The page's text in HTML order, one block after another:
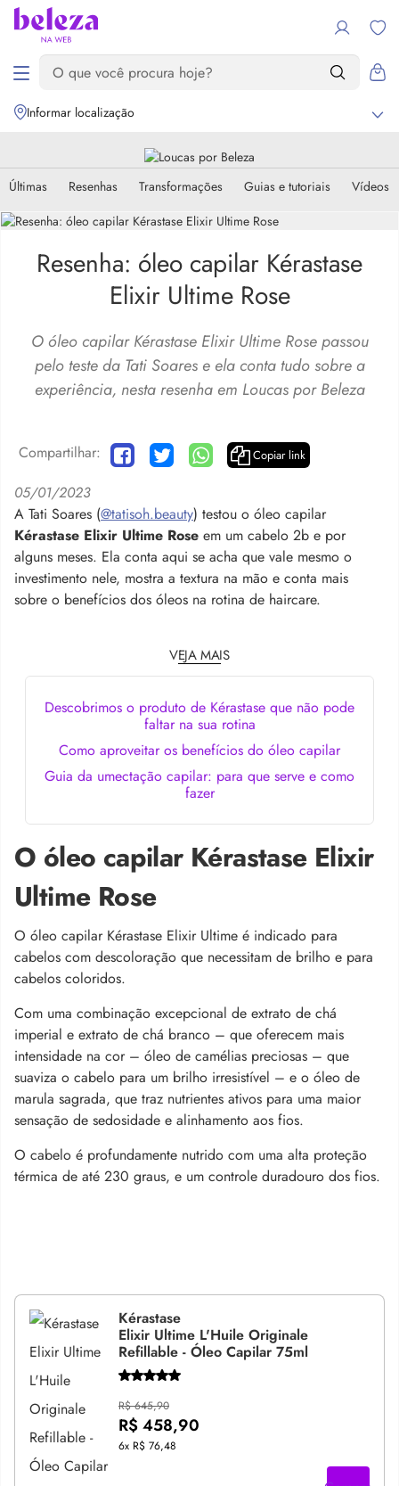
Informar localização
Últimas Resenhas Transformações Guias e tutoriais Vídeos
Resenha: óleo capilar Kérastase
Elixir Ultime Rose
O óleo capilar Kérastase Elixir Ultime Rose passou
pelo teste da Tati Soares e ela conta tudo sobre a
experiência, nesta resenha em Loucas por Beleza
Compartilhar: Copiar link
05/01/2023
A Tati Soares (@tatisoh.beauty) testou o óleo capilar
Kérastase Elixir Ultime Rose em um cabelo 2b e por
alguns meses. Ela conta aqui se acha que vale mesmo o
investimento nele, mostra a textura na mão e conta mais
sobre o benefícios dos óleos na rotina de haircare.
VEJA MAIS
Descobrimos o produto de Kérastase que não pode
faltar na sua rotina
Como aproveitar os benefícios do óleo capilar
Guia da umectação capilar: para que serve e como
fazer
O óleo capilar Kérastase Elixir
Ultime Rose
O óleo capilar Kérastase Elixir Ultime é indicado para
cabelos com descoloração que necessitam de brilho e para
cabelos coloridos.
Com uma combinação excepcional de extrato de chá
imperial e extrato de chá branco – que oferecem mais
intensidade na cor – óleo de camélias preciosas – que
suaviza o cabelo para um brilho irresistível – e o óleo de
marula sagrada, que traz nutrientes ativos para uma maior
sensação de sedosidade e alinhamento aos fios.
O cabelo é profundamente nutrido com uma alta proteção
térmica de até 230 graus, e um controle duradouro dos fios.
Kérastase
Elixir Ultime L'Huile Originale
Refillable - Óleo Capilar 75ml
R$ 645,90
R$ 458,90
6x R$ 76,48